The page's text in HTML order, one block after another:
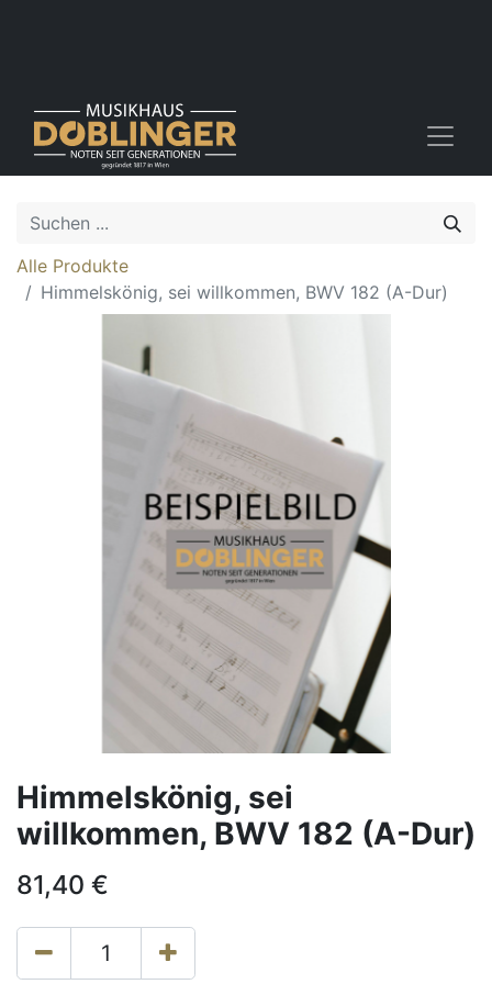
Alle Produkte
Himmelskönig, sei willkommen, BWV 182 (A-Dur)
Himmelskönig, sei
willkommen, BWV 182 (A-Dur)
81,40 €